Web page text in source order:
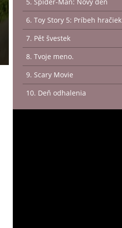
6. Toy Story 5: Príbeh hračiek
7. Pět švestek
8. Tvoje meno.
9. Scary Movie
10. Deň odhalenia